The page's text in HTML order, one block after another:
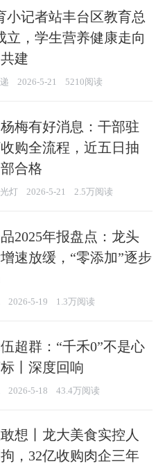
小记者站丰台区教育总
立，学生营养健康走向
建
2026-5-21 5210阅读
梅有好消息：干部驻
购全流程，近五日抽
合格
灯 2026-5-21 2.5万阅读
2025年报盘点：龙头
速放缓，“零添加”逐步
2026-5-19 1.3万阅读
超群：“千禾0”不是心
丨深度回响
2026-5-18 43.4万阅读
想丨龙大美食实控人
，32亿收购肉企三年